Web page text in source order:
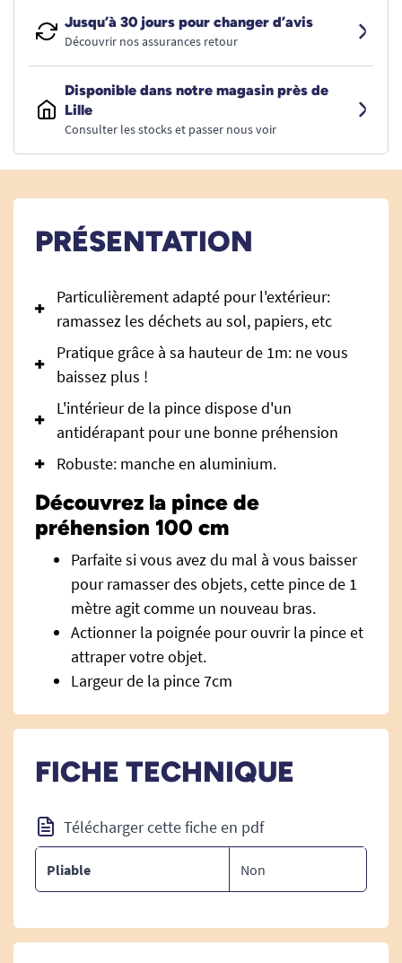
Jusqu’à 30 jours pour changer d’avis
Découvrir nos assurances retour
Disponible dans notre magasin près de
Lille
Consulter les stocks et passer nous voir
PRÉSENTATION
Particulièrement adapté pour l'extérieur:
ramassez les déchets au sol, papiers, etc
Pratique grâce à sa hauteur de 1m: ne vous
baissez plus !
L'intérieur de la pince dispose d'un
antidérapant pour une bonne préhension
Robuste: manche en aluminium.
Découvrez la pince de
préhension 100 cm
Parfaite si vous avez du mal à vous baisser
pour ramasser des objets, cette pince de 1
mètre agit comme un nouveau bras.
Actionner la poignée pour ouvrir la pince et
attraper votre objet.
Largeur de la pince 7cm
FICHE TECHNIQUE
Télécharger cette fiche en pdf
Pliable Non